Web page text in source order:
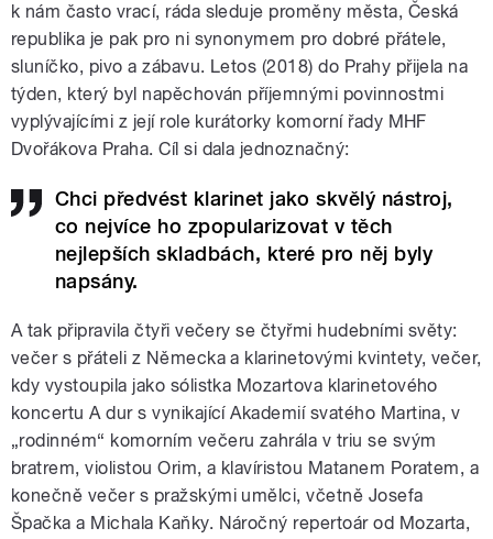
k nám často vrací, ráda sleduje proměny města, Česká
republika je pak pro ni synonymem pro dobré přátele,
sluníčko, pivo a zábavu. Letos (2018) do Prahy přijela na
týden, který byl napěchován příjemnými povinnostmi
vyplývajícími z její role kurátorky komorní řady MHF
Dvořákova Praha. Cíl si dala jednoznačný:
Chci předvést klarinet jako skvělý nástroj,
co nejvíce ho zpopularizovat v těch
nejlepších skladbách, které pro něj byly
napsány.
A tak připravila čtyři večery se čtyřmi hudebními světy:
večer s přáteli z Německa a klarinetovými kvintety, večer,
kdy vystoupila jako sólistka Mozartova klarinetového
koncertu A dur s vynikající Akademií svatého Martina, v
„rodinném“ komorním večeru zahrála v triu se svým
bratrem, violistou Orim, a klavíristou Matanem Poratem, a
konečně večer s pražskými umělci, včetně Josefa
Špačka a Michala Kaňky. Náročný repertoár od Mozarta,